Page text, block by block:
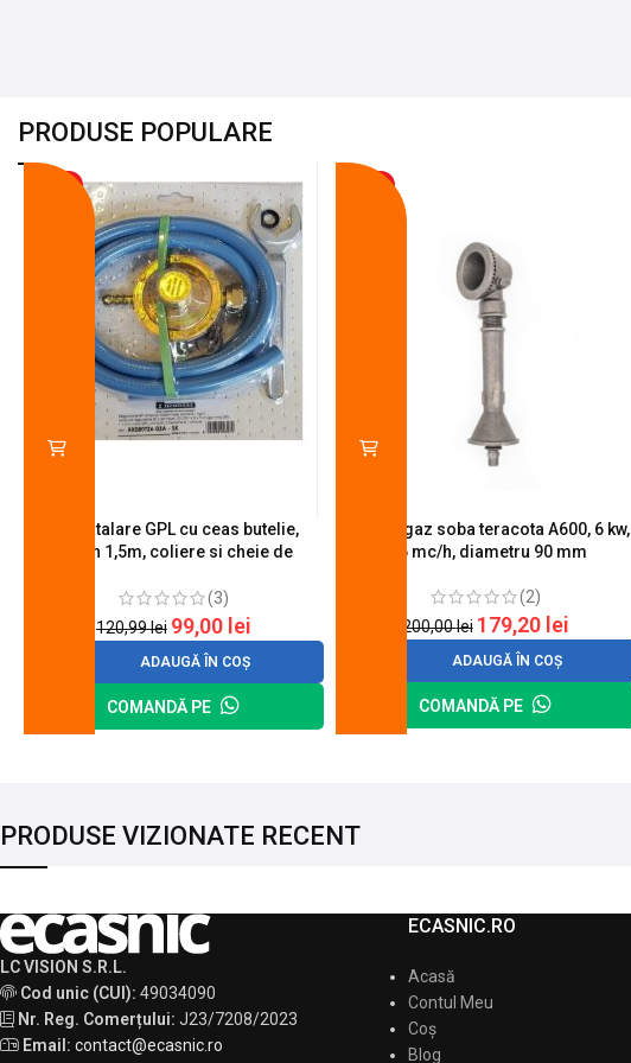
PRODUSE POPULARE
Kit instalare GPL cu ceas butelie,
furtun 1,5m, coliere si cheie de
(3)
120,99lei 99,00 lei
ADAUGĂ ÎN COȘ
COMANDĂ PE
Arzator gaz soba teracota A600, 6 kw,
0.6 mc/h, diametru 90 mm
(2)
200,00lei 179,20 lei
ADAUGĂ ÎN COȘ
COMANDĂ PE
PRODUSE VIZIONATE RECENT
LC VISION S.R.L.
Cod unic (CUI): 49034090
Nr. Reg. Comerțului: J23/7208/2023
Email: contact@ecasnic.ro
ECASNIC.RO
Acasă
Contul Meu
Coș
Blog